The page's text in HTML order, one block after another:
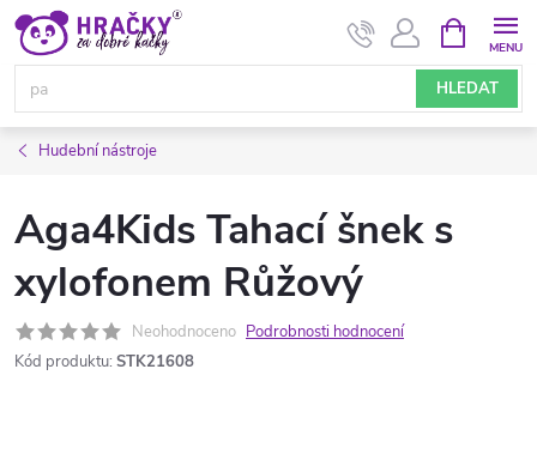
Přejít
obsah
HLEDAT
NÁKUPNÍ
KOŠÍK
Hudební nástroje
Aga4Kids Tahací šnek s
xylofonem Růžový
Neohodnoceno Podrobnosti hodnocení
Kód produktu: STK21608